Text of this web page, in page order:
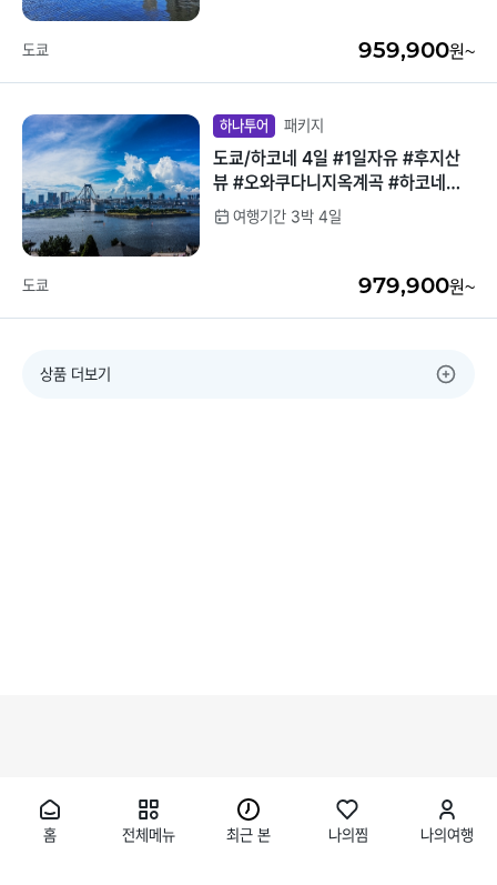
도쿄 959,900원~
하나투어 패키지
도쿄/하코네 4일 #1일자유 #후지산
뷰 #오와쿠다니지옥계곡 #하코네해
적선 #하코네로프웨이 #하코네신사
여행기간 3박 4일
도쿄 979,900원~
상품 더보기
홈 전체메뉴 최근 본 나의찜 나의여행